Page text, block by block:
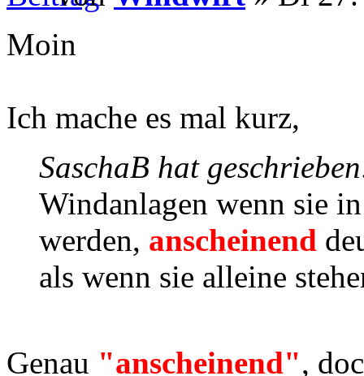
Moin
Ich mache es mal kurz,
SaschaB hat
Windanlagen wenn sie
werden, anscheinend
als wenn sie alleine
Genau "anscheinend",